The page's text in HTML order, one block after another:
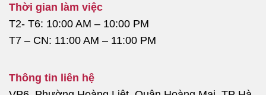
Thời gian làm việc
T2- T6: 10:00 AM – 10:00 PM
T7 – CN: 11:00 AM – 11:00 PM
Thông tin liên hệ